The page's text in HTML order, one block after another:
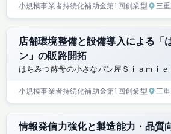
小規模事業者持続化補助金第1回創業型 三
店舗環境整備と設備導入による「
ン」の販路開拓
はちみつ酵母の小さなパン屋Ｓｉａｍｉｅ
小規模事業者持続化補助金第1回創業型 三
情報発信力強化と製造能力・品質